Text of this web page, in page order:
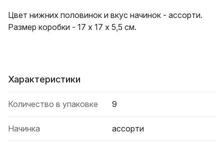
Цвет нижних половинок и вкус начинок - ассорти.
Размер коробки - 17 х 17 х 5,5 см.
Характеристики
Количество в упаковке 9
Начинка ассорти